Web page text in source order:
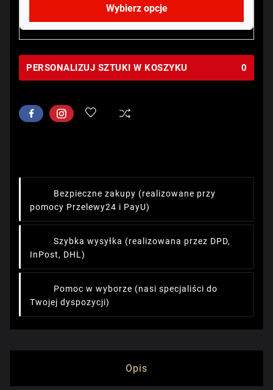
Wybierz opcje
PERSONALIZUJ SZTUKI W KOSZYKU 0
Bezpieczne zakupy (realizowane przy
pomocy Przelewy24 i PayU)
Szybka wysyłka (realizowana przez DPD,
InPost, DHL)
Pomoc w wyborze (nasi specjaliści do
Twojej dyspozycji)
Opis